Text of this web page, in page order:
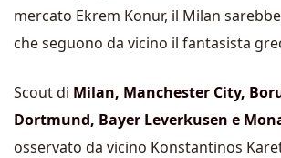
mercato Ekrem Konur, il Milan
che seguono da vicino il fantasista
Scout di Milan, Manchester City,
Dortmund, Bayer Leverkusen e
osservato da vicino Konstantinos